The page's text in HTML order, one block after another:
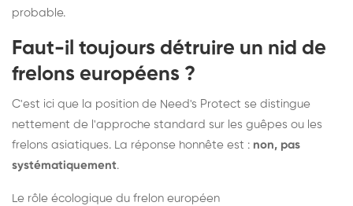
probable.
Faut-il toujours détruire un nid de
frelons européens ?
C'est ici que la position de Need's Protect se distingue
nettement de l'approche standard sur les guêpes ou les
frelons asiatiques. La réponse honnête est : non, pas
systématiquement.
Le rôle écologique du frelon européen